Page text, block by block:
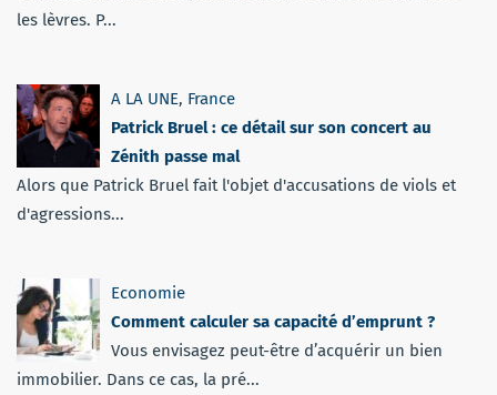
les lèvres. P...
A LA UNE, France
Patrick Bruel : ce détail sur son concert au
Zénith passe mal
Alors que Patrick Bruel fait l'objet d'accusations de viols et
d'agressions...
Economie
Comment calculer sa capacité d’emprunt ?
Vous envisagez peut-être d’acquérir un bien
immobilier. Dans ce cas, la pré...